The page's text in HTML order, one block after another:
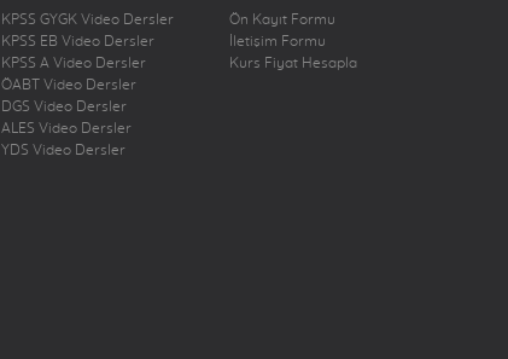
KPSS GYGK Video Dersler
KPSS EB Video Dersler
KPSS A Video Dersler
ÖABT Video Dersler
DGS Video Dersler
ALES Video Dersler
YDS Video Dersler
Ön Kayıt Formu
İletişim Formu
Kurs Fiyat Hesapla